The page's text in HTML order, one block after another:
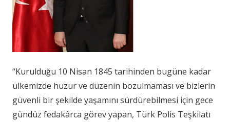
“Kurulduğu 10 Nisan 1845 tarihinden bugüne kadar
ülkemizde huzur ve düzenin bozulmaması ve bizlerin
güvenli bir şekilde yaşamını sürdürebilmesi için gece
gündüz fedakârca görev yapan, Türk Polis Teşkilatı